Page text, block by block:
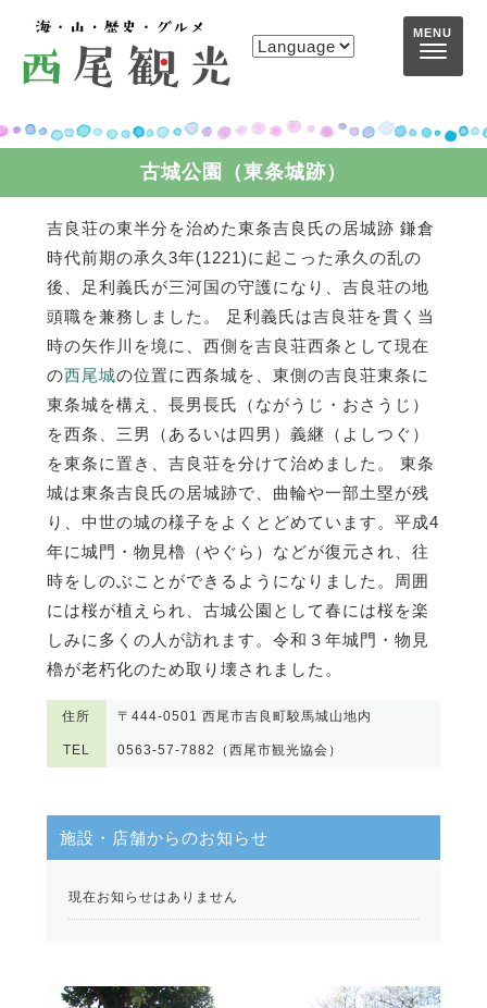
コンテンツへスキップ
古城公園（東条城跡）
吉良荘の東半分を治めた東条吉良氏の居城跡 鎌倉
時代前期の承久3年(1221)に起こった承久の乱の
後、足利義氏が三河国の守護になり、吉良荘の地
頭職を兼務しました。 足利義氏は吉良荘を貫く当
時の矢作川を境に、西側を吉良荘西条として現在
の西尾城の位置に西条城を、東側の吉良荘東条に
東条城を構え、長男長氏（ながうじ・おさうじ）
を西条、三男（あるいは四男）義継（よしつぐ）
を東条に置き、吉良荘を分けて治めました。 東条
城は東条吉良氏の居城跡で、曲輪や一部土塁が残
り、中世の城の様子をよくとどめています。平成4
年に城門・物見櫓（やぐら）などが復元され、往
時をしのぶことができるようになりました。周囲
には桜が植えられ、古城公園として春には桜を楽
しみに多くの人が訪れます。令和３年城門・物見
櫓が老朽化のため取り壊されました。
住所 〒444-0501 西尾市吉良町駮馬城山地内
TEL 0563-57-7882（西尾市観光協会）
施設・店舗からのお知らせ
現在お知らせはありません
MENU